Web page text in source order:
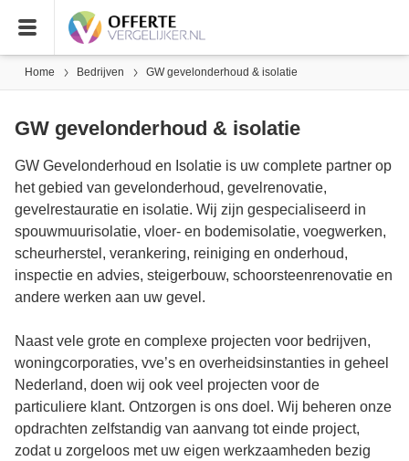
Home Bedrijven GW gevelonderhoud & isolatie
GW gevelonderhoud & isolatie
GW Gevelonderhoud en Isolatie is uw complete partner op
het gebied van gevelonderhoud, gevelrenovatie,
gevelrestauratie en isolatie. Wij zijn gespecialiseerd in
spouwmuurisolatie, vloer- en bodemisolatie, voegwerken,
scheurherstel, verankering, reiniging en onderhoud,
inspectie en advies, steigerbouw, schoorsteenrenovatie en
andere werken aan uw gevel.
Naast vele grote en complexe projecten voor bedrijven,
woningcorporaties, vve’s en overheidsinstanties in geheel
Nederland, doen wij ook veel projecten voor de
particuliere klant. Ontzorgen is ons doel. Wij beheren onze
opdrachten zelfstandig van aanvang tot einde project,
zodat u zorgeloos met uw eigen werkzaamheden bezig